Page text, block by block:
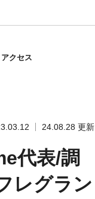
アクセス
24.08.28 更新
代表/調
レグラン